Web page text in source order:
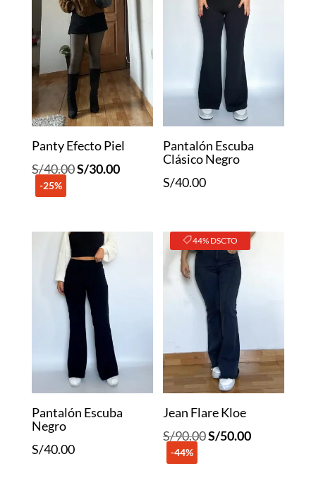
Panty Efecto Piel
S/40.00El
S/40.00.
S/30.00El
-25%
Pantalón Escuba
Clásico Negro
S/40.00
Pantalón Escuba
Negro
S/40.00
44% DSCTO
Jean Flare Kloe
S/90.00El
S/50.00El
-44%